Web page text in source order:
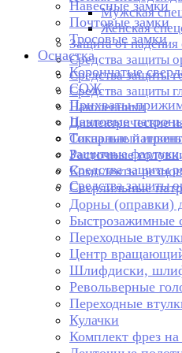
Мужская
Женская
Защита от
Средства защиты
Средства защиты
Средства защиты
Наколенники
Диэлектрические
Сигнальный
Защитные фартуки
Средства защиты
Средства защиты
Навесные замки
Почтовые замки
Тросовые замки
Оснастка
Корончатые
СОЖ
Прихваты-
Цанговые
Токарные
Расточные
Комплекты резцов
Сверлильные
Дорны (оправки)
Быстрозажимные
Переходные
Центр
Шлифдиски,
Револьверные
Переходные
Кулачки
Комплект фрез